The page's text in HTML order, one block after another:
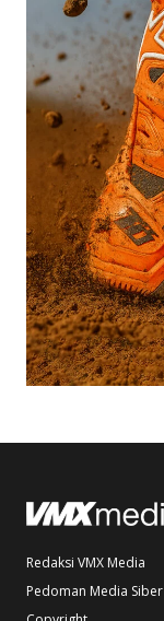
Redaksi VMX Media
Pedoman Media Siber